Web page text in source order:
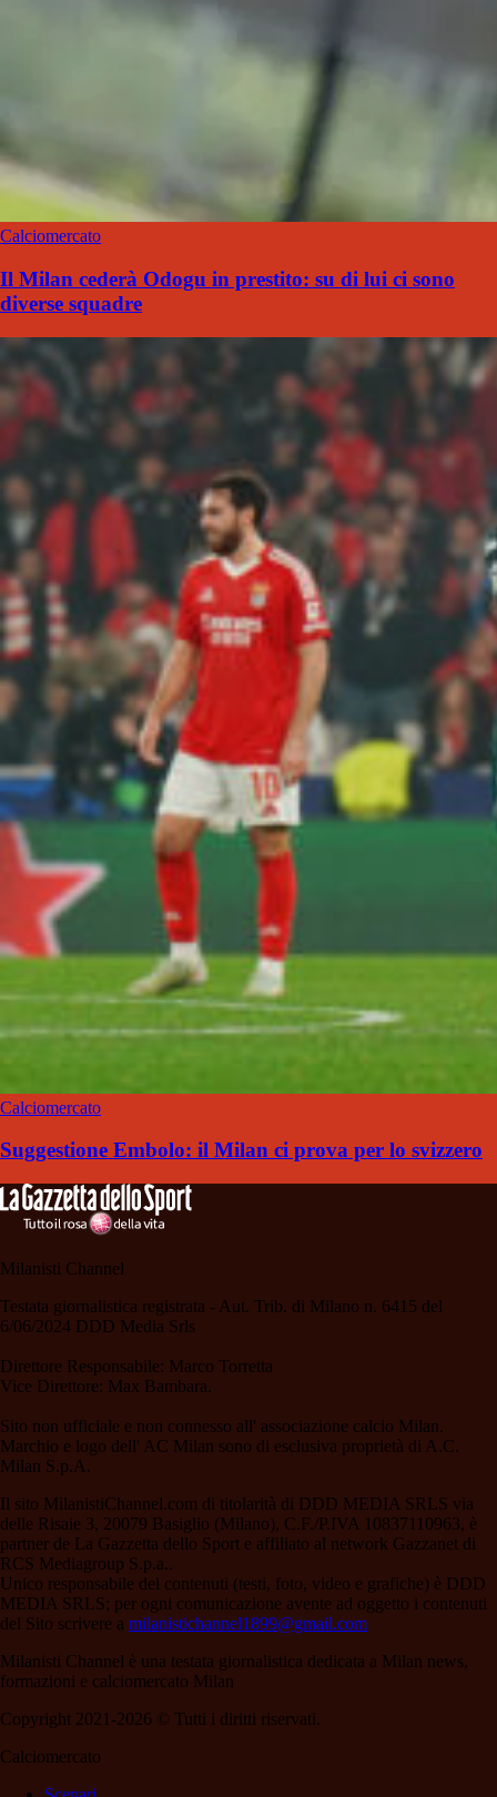
Calciomercato
Il Milan cederà Odogu in prestito: su di lui ci sono
diverse squadre
Calciomercato
Suggestione Embolo: il Milan ci prova per lo svizzero
Milanisti Channel
Testata giornalistica registrata - Aut. Trib. di Milano n. 6415 del
6/06/2024 DDD Media Srls
Direttore Responsabile: Marco Torretta
Vice Direttore: Max Bambara.
Sito non ufficiale e non connesso all' associazione calcio Milan.
Marchio e logo dell' AC Milan sono di esclusiva proprietà di A.C.
Milan S.p.A.
Il sito MilanistiChannel.com di titolarità di DDD MEDIA SRLS via
delle Risaie 3, 20079 Basiglio (Milano), C.F./P.IVA 10837110963, è
partner de La Gazzetta dello Sport e affiliato al network Gazzanet di
RCS Mediagroup S.p.a..
Unico responsabile dei contenuti (testi, foto, video e grafiche) è DDD
MEDIA SRLS; per ogni comunicazione avente ad oggetto i contenuti
del Sito scrivere a milanistichannel1899@gmail.com
Milanisti Channel è una testata giornalistica dedicata a Milan news,
formazioni e calciomercato Milan
Copyright 2021-2026 © Tutti i diritti riservati.
Calciomercato